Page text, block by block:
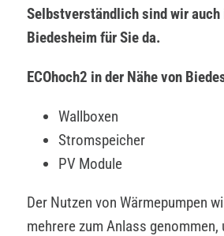
Selbstverständlich sind wir
Biedesheim für Sie da.
ECOhoch2 in der Nähe von
Wallboxen
Stromspeicher
PV Module
Der Nutzen von Wärmepumpen
mehrere zum Anlass genommen,